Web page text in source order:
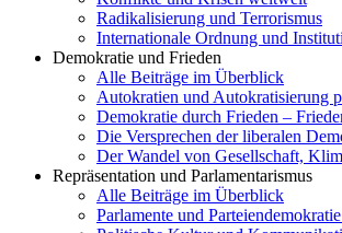
Radikalisierung und Terrorismus
Internationale Ordnung und
Demokratie und Frieden
Alle Beiträge im Überblick
Autokratien und Autokratisierung
Demokratie durch Frieden –
Die Versprechen der liberalen
Der Wandel von Gesellschaft,
Repräsentation und Parlamentarismus
Alle Beiträge im Überblick
Parlamente und